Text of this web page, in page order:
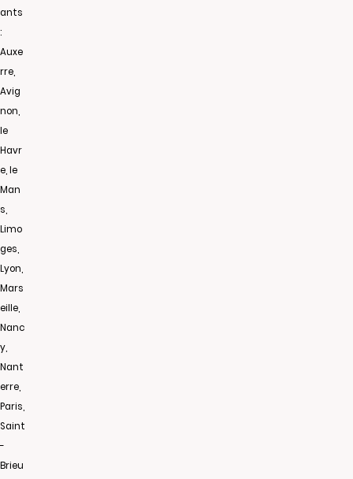
ants
:
Auxe
rre,
Avig
non,
le
Havr
e, le
Man
s,
Limo
ges,
Lyon,
Mars
eille,
Nanc
y,
Nant
erre,
Paris,
Saint
-
Brieu